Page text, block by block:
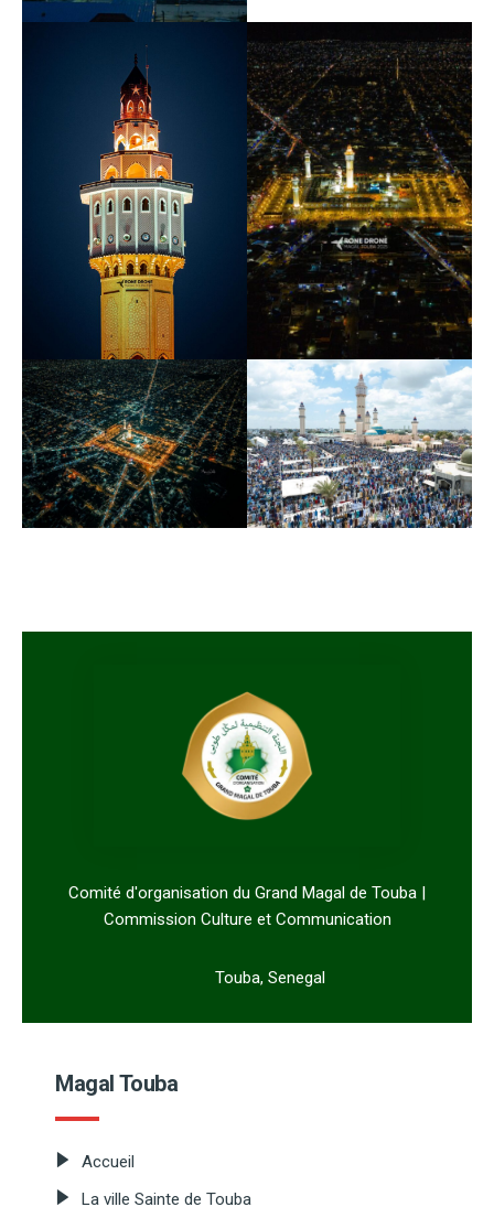
Comité d'organisation du Grand Magal de Touba |
Commission Culture et Communication
Touba, Senegal
Magal Touba
Accueil
La ville Sainte de Touba